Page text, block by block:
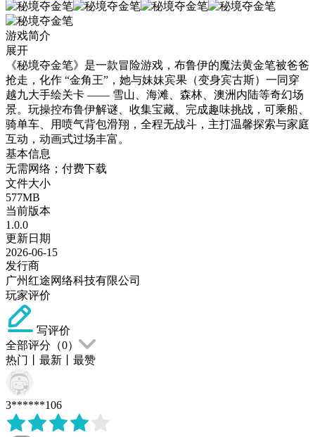
游戏简介
展开
《秘境夺金笔》是一款冒险游戏，布鲁伊的魔法黄金笔被爸爸
抢走，化作 “金角王”，她与妹妹宾果（变身宾古斯）一同穿
越九大手绘关卡 —— 雪山、海滩、森林、澳洲内陆等奇幻场
景。玩操控布鲁伊解谜、收集宝藏、完成趣味挑战，可乘船、
骑单车、用喷气背包滑翔，全程无战斗，主打温馨探索与家庭
互动，动画式过场丰富。
基本信息
无需网络；付费下载
文件大小
577MB
当前版本
1.0.0
更新日期
2026-06-15
发行商
广州红途网络科技有限公司
玩家评价
写评价
全部评分（0）
热门
最新 最赞
3******106